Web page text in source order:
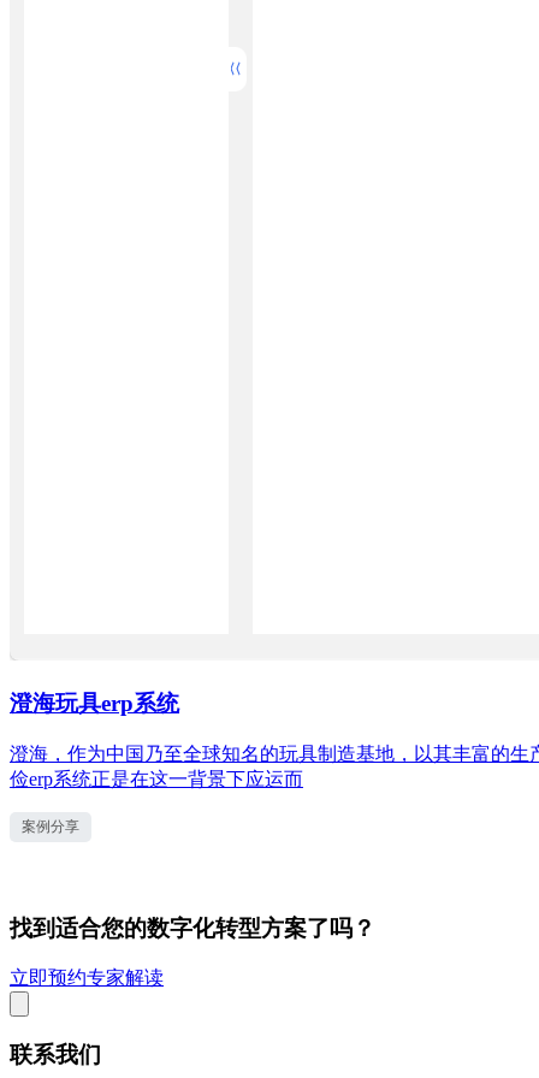
澄海玩具erp系统
澄海，作为中国乃至全球知名的玩具制造基地，以其丰富的
俭erp系统正是在这一背景下应运而
案例分享
找到适合您的数字化转型方案了吗？
立即预约专家解读
联系我们